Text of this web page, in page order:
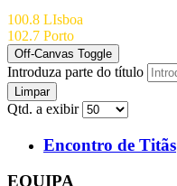
100.8 LIsboa
102.7 Porto
Off-Canvas Toggle
Introduza parte do título
Limpar
Qtd. a exibir
Encontro de Titãs
EQUIPA